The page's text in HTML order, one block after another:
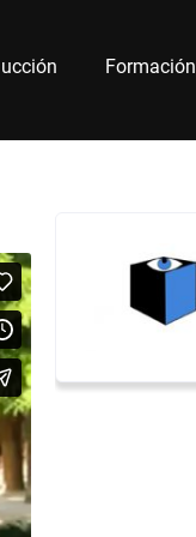
Formación